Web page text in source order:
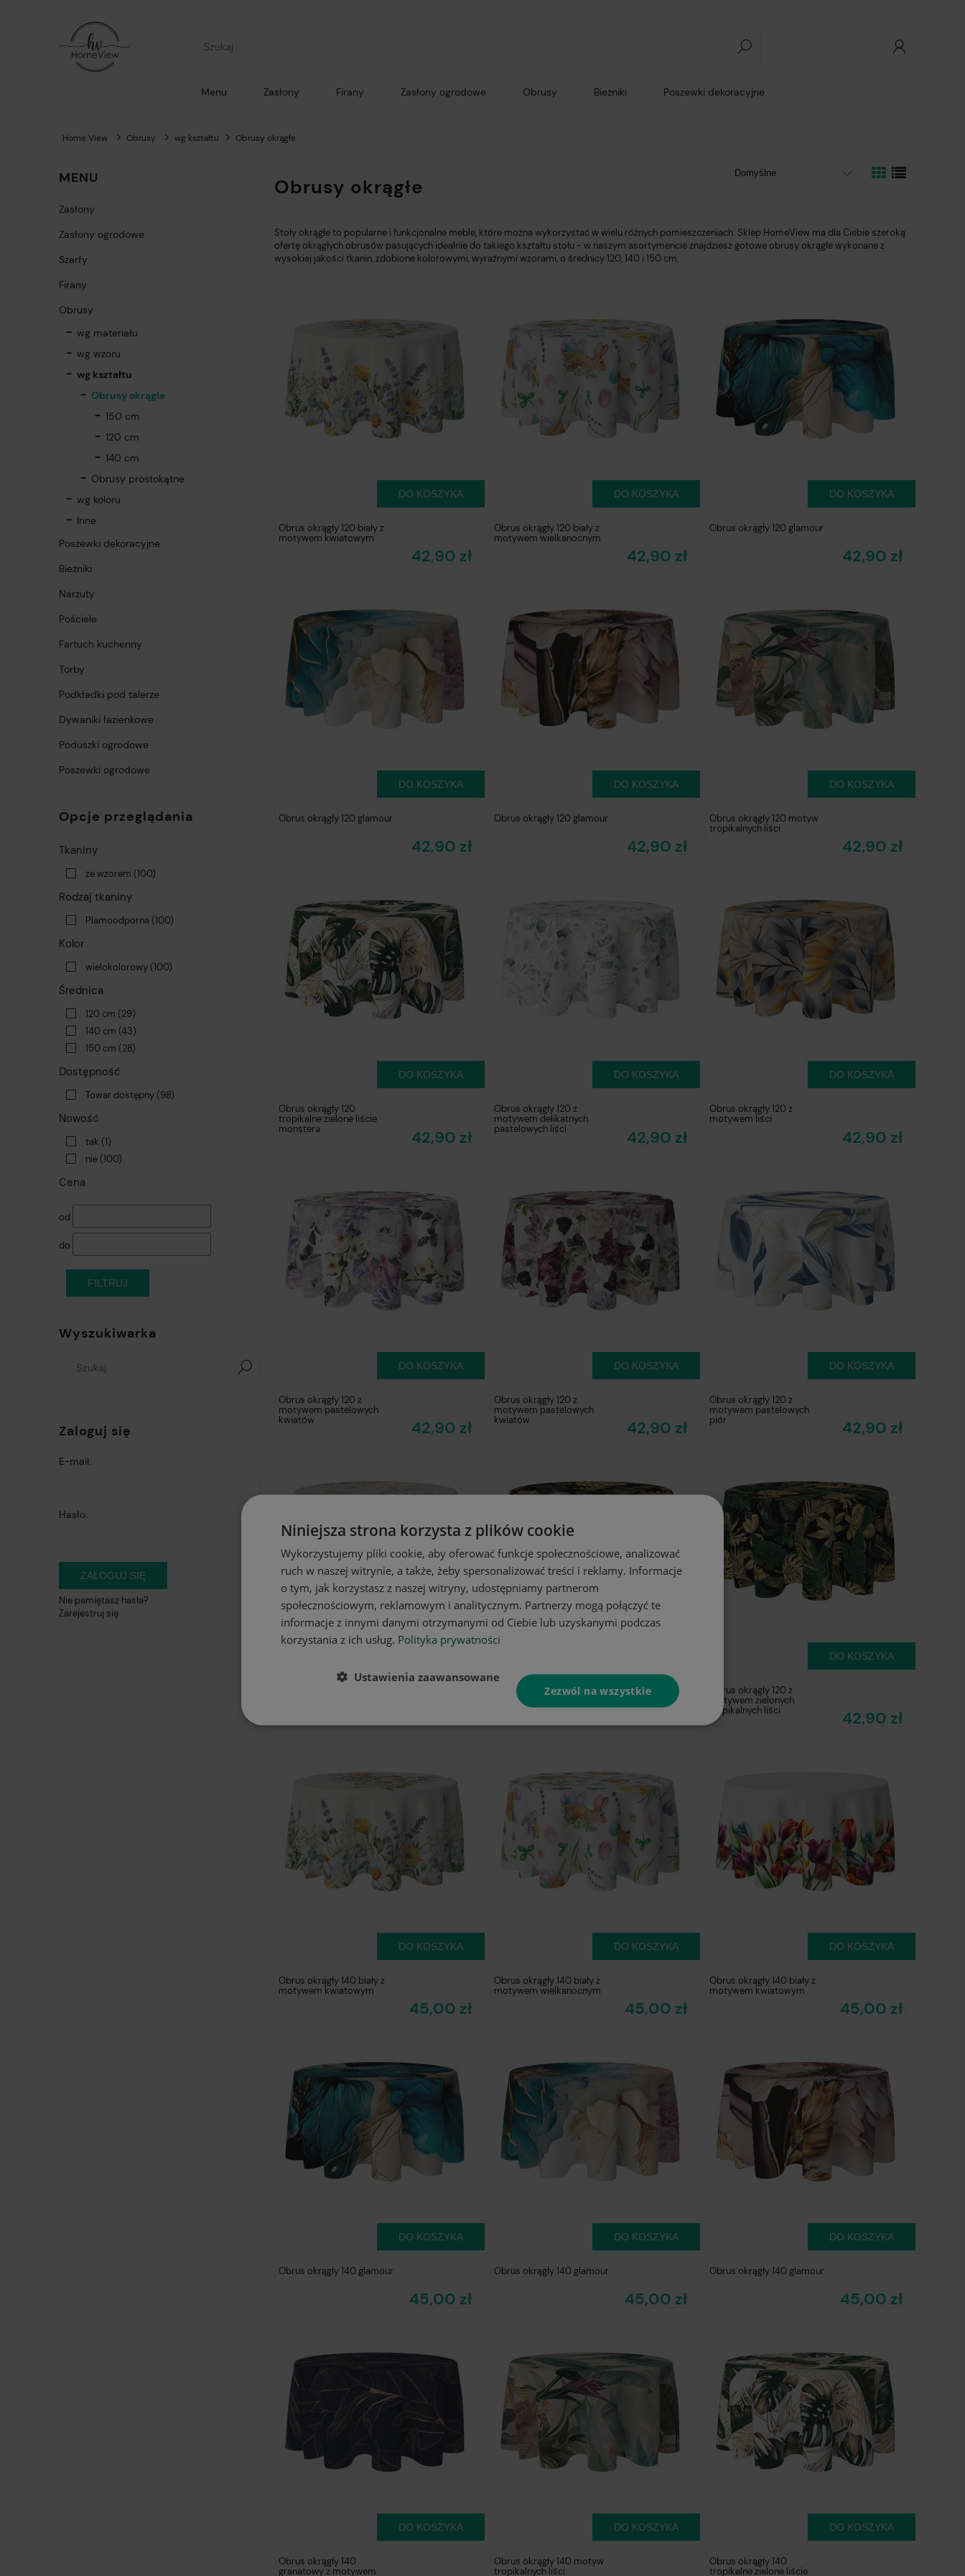
Menu Zasłony Firany Zasłony ogrodowe Obrusy Bieżniki Poszewki dekoracyjne
Home View Obrusy wg kształtu Obrusy okrągłe
MENU
Zasłony
Zasłony ogrodowe
Szarfy
Firany
Obrusy
wg materiału
wg wzoru
wg kształtu
Obrusy okrągłe
150 cm
120 cm
140 cm
Obrusy prostokątne
wg koloru
Inne
Poszewki dekoracyjne
Bieżniki
Narzuty
Pościele
Fartuch kuchenny
Torby
Podkładki pod talerze
Dywaniki łazienkowe
Poduszki ogrodowe
Poszewki ogrodowe
Opcje przeglądania
Tkaniny
ze wzorem (100)
Rodzaj tkaniny
Plamoodporna (100)
Kolor
wielokolorowy (100)
Średnica
120 cm (29)
140 cm (43)
150 cm (28)
Dostępność
Towar dostępny (98)
Cena
od
do
FILTRUJ
Nowość
tak (1)
nie (100)
Wyszukiwarka
Zaloguj się
E-mail:
Hasło:
ZALOGUJ SIĘ
Nie pamiętasz hasła?
Zarejestruj się
Obrusy okrągłe
Stoły okrągłe to popularne i funkcjonalne meble, które można wykorzystać w wielu różnych pomieszczeniach. Sklep HomeView ma dla Ciebie szeroką
ofertę okrągłych obrusów pasujących idealnie do takiego kształtu stołu - w naszym asortymencie znajdziesz gotowe obrusy okrągłe wykonane z
wysokiej jakości tkanin, zdobione kolorowymi, wyraźnymi wzorami, o średnicy 120, 140 i 150 cm.
Obrus okrągły 120 biały z
motywem kwiatowym
42,90 zł
DO KOSZYKA
Obrus okrągły 120 biały z
motywem wielkanocnym
42,90 zł
DO KOSZYKA
Obrus okrągły 120 glamour
42,90 zł
DO KOSZYKA
Obrus okrągły 120 glamour
42,90 zł
DO KOSZYKA
Obrus okrągły 120 glamour
42,90 zł
DO KOSZYKA
Obrus okrągły 120 motyw
tropikalnych liści
42,90 zł
DO KOSZYKA
Obrus okrągły 120
tropikalne zielone liście
monstera
42,90 zł
DO KOSZYKA
Obrus okrągły 120 z
motywem delikatnych
pastelowych liści
42,90 zł
DO KOSZYKA
Obrus okrągły 120 z
motywem liści
42,90 zł
DO KOSZYKA
Obrus okrągły 120 z
motywem pastelowych
kwiatów
42,90 zł
DO KOSZYKA
Obrus okrągły 120 z
motywem pastelowych
kwiatów
42,90 zł
DO KOSZYKA
Obrus okrągły 120 z
motywem pastelowych
piór
42,90 zł
DO KOSZYKA
Obrus okrągły 120 z
motywem tropikalnych
Obrus okrągły 120 z
motywem zielonych
tropikalnych liści
42,90 zł
DO KOSZYKA
Obrus okrągły 140 biały z
motywem kwiatowym
45,00 zł
DO KOSZYKA
Obrus okrągły 140 biały z
motywem wielkanocnym
45,00 zł
DO KOSZYKA
Obrus okrągły 140 biały z
motywem kwiatowym
45,00 zł
DO KOSZYKA
Obrus okrągły 140 glamour
45,00 zł
DO KOSZYKA
Obrus okrągły 140 glamour
45,00 zł
DO KOSZYKA
Obrus okrągły 140 glamour
45,00 zł
DO KOSZYKA
Obrus okrągły 140
granatowy z motywem
DO KOSZYKA
Obrus okrągły 140 motyw
tropikalnych liści
DO KOSZYKA
Obrus okrągły 140
tropikalne zielone liście
DO KOSZYKA
Niniejsza strona korzysta z plików cookie
Wykorzystujemy pliki cookie, aby oferować funkcje społecznościowe, analizować
ruch w naszej witrynie, a także, żeby spersonalizować treści i reklamy. Informacje
o tym, jak korzystasz z naszej witryny, udostępniamy partnerom
społecznościowym, reklamowym i analitycznym. Partnerzy mogą połączyć te
informacje z innymi danymi otrzymanymi od Ciebie lub uzyskanymi podczas
korzystania z ich usług. Polityka prywatności
Zezwól na wszystkie
Ustawienia zaawansowane